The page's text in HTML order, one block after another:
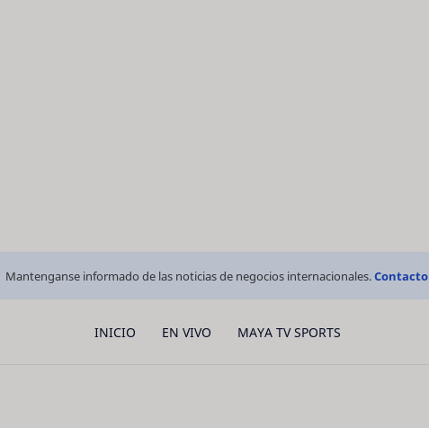
Mantenganse informado de las noticias de negocios internacionales.Contacto
INICIO EN VIVO MAYA TV SPORTS